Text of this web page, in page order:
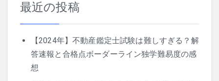
最近の投稿
【2024年】不動産鑑定士試験は難しすぎる？解
答速報と合格点ボーダーライン独学難易度の感
想